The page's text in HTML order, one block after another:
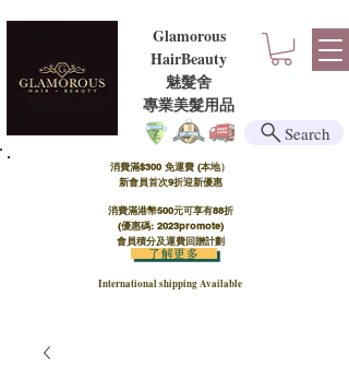
Glamorous
HairBeauty
魅髮舍
​​專業美髮用品
消費滿$300 免運費 (本地）​
新會員首次9折迎新優惠
消費滿港幣500元可享有88折
(優惠碼: 2023promote)
會員積分及運費回贈計劃
International shipping Available
了解更多
Search